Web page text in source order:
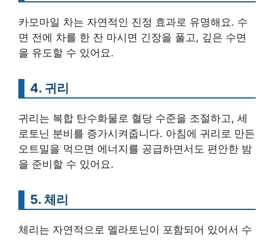
카모마일 차는 자연적인 진정 효과로 유명해요. 수
면 전에 차를 한 잔 마시면 긴장을 풀고, 깊은 수면
을 유도할 수 있어요.
4. 귀리
귀리는 복합 탄수화물로 혈당 수준을 조절하고, 세
로토닌 분비를 증가시켜줍니다. 아침에 귀리로 만든
오트밀을 먹으면 에너지를 공급하면서도 편안한 밤
을 준비할 수 있어요.
5. 체리
체리는 자연적으로 멜라토닌이 포함되어 있어서 수